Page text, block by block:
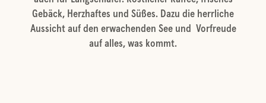
Gebäck, Herzhaftes und Süßes. Dazu die herrliche
Aussicht auf den erwachenden See und Vorfreude
auf alles, was kommt.